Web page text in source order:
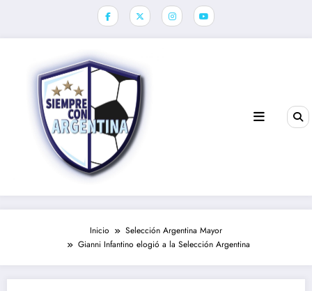
Inicio
Selección Argentina Mayor
Gianni Infantino elogió a la Selección Argentina